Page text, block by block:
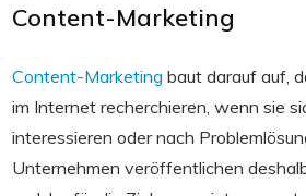
Content-Marketing
Content-Marketing baut darauf auf,
im Internet recherchieren, wenn sie
interessieren oder nach
Unternehmen veröffentlichen